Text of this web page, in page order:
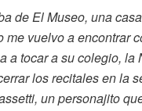
de El Museo, una
vuelvo a encontrar
a tocar a su colegio,
los recitales en la
un personajito